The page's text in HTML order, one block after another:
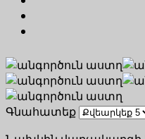
Գնահատեք